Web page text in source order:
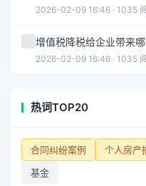
2026-02-09 16:46 · 1035
增值税降税给企业带来
2026-02-09 16:46 · 1035
热词TOP20
合同纠纷案例 个人房产
基金